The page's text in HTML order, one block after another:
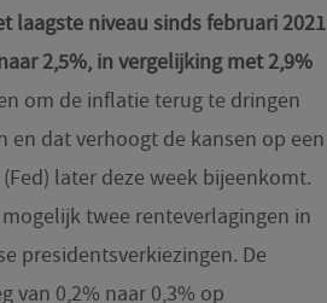
laagste niveau sinds februari 2021
2,5%, in vergelijking met 2,9%
om de inflatie terug te dringen
en dat verhoogt de kansen op een
later deze week bijeenkomt.
twee renteverlagingen in
presidentsverkiezingen. De
van 0,2% naar 0,3% op